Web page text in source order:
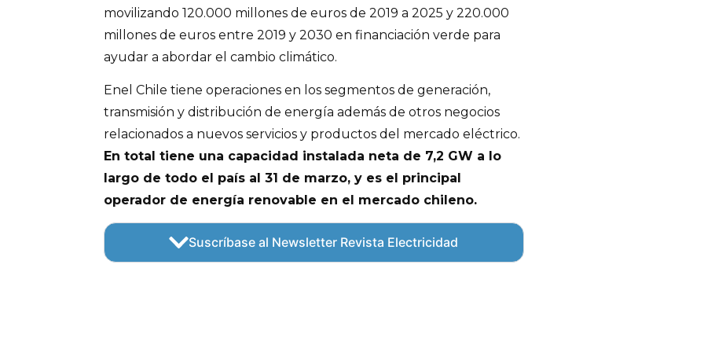
movilizando 120.000 millones de euros de 2019 a 2025 y 220.000
millones de euros entre 2019 y 2030 en financiación verde para
ayudar a abordar el cambio climático.
Enel Chile tiene operaciones en los segmentos de generación,
transmisión y distribución de energía además de otros negocios
relacionados a nuevos servicios y productos del mercado eléctrico.
En total tiene una capacidad instalada neta de 7,2 GW a lo
largo de todo el país al 31 de marzo, y es el principal
operador de energía renovable en el mercado chileno.
Suscríbase al Newsletter Revista Electricidad